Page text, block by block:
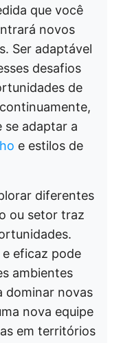
que você
novos
Ser adaptável
desafios
de
se adaptar a
e estilos de
diferentes
ou setor traz
eficaz pode
ambientes
dominar novas
nova equipe
em territórios